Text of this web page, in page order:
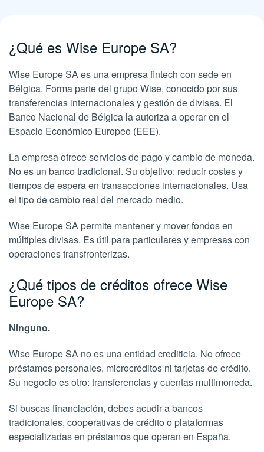
¿Qué es Wise Europe SA?
Wise Europe SA es una empresa fintech con sede en
Bélgica. Forma parte del grupo Wise, conocido por sus
transferencias internacionales y gestión de divisas. El
Banco Nacional de Bélgica la autoriza a operar en el
Espacio Económico Europeo (EEE).
La empresa ofrece servicios de pago y cambio de moneda.
No es un banco tradicional. Su objetivo: reducir costes y
tiempos de espera en transacciones internacionales. Usa
el tipo de cambio real del mercado medio.
Wise Europe SA permite mantener y mover fondos en
múltiples divisas. Es útil para particulares y empresas con
operaciones transfronterizas.
¿Qué tipos de créditos ofrece Wise
Europe SA?
Ninguno.
Wise Europe SA no es una entidad crediticia. No ofrece
préstamos personales, microcréditos ni tarjetas de crédito.
Su negocio es otro: transferencias y cuentas multimoneda.
Si buscas financiación, debes acudir a bancos
tradicionales, cooperativas de crédito o plataformas
especializadas en préstamos que operan en España.